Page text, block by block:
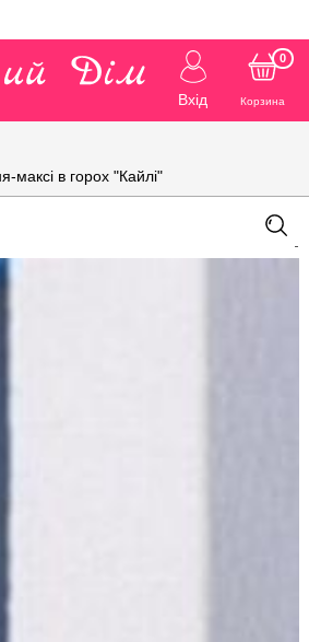
Вхід Корзина
0
максі в горох "Кайлі"